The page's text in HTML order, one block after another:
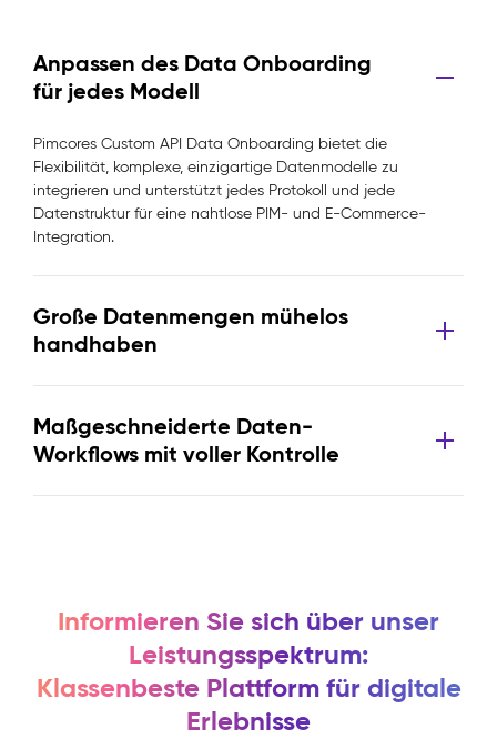
Anpassen des Data Onboarding
für jedes Modell
Pimcores Custom API Data Onboarding bietet die
Flexibilität, komplexe, einzigartige Datenmodelle zu
integrieren und unterstützt jedes Protokoll und jede
Datenstruktur für eine nahtlose PIM- und E-Commerce-
Integration.
Große Datenmengen mühelos
handhaben
Maßgeschneiderte Daten-
Workflows mit voller Kontrolle
Informieren Sie sich über unser
Leistungsspektrum:
Klassenbeste Plattform für digitale
Erlebnisse